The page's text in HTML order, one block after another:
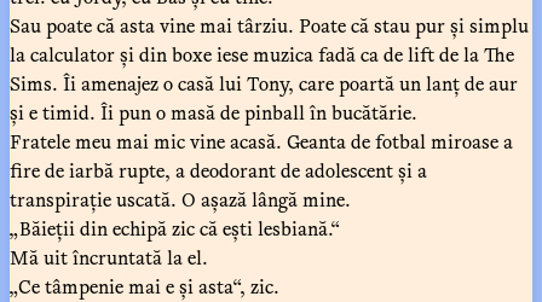
Sau poate că asta vine mai târziu. Poate că stau pur și simplu
la calculator și din boxe iese muzica fadă ca de lift de la The
Sims. Îi amenajez o casă lui Tony, care poartă un lanț de aur
și e timid. Îi pun o masă de pinball în bucătărie.
Fratele meu mai mic vine acasă. Geanta de fotbal miroase a
fire de iarbă rupte, a deodorant de adolescent și a
transpirație uscată. O așază lângă mine.
„Băieții din echipă zic că ești lesbiană.“
Mă uit încruntată la el.
„Ce tâmpenie mai e și asta“, zic.